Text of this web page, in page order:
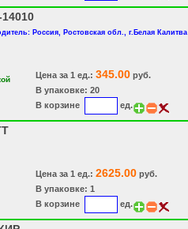
Россия, Ростовская обл., г.Белая Калитва
Цена за 1 ед.: 345.00руб.
В упаковке: 20
В корзине
ед.
Цена за 1 ед.: 2625.00руб.
В упаковке: 1
В корзине
ед.